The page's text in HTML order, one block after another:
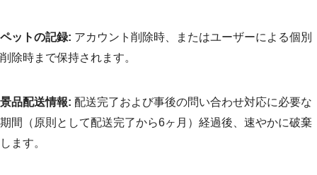
ペットの記録: アカウント削除時、またはユーザーによる個別
削除時まで保持されます。
景品配送情報: 配送完了および事後の問い合わせ対応に必要な
期間（原則として配送完了から6ヶ月）経過後、速やかに破棄
します。